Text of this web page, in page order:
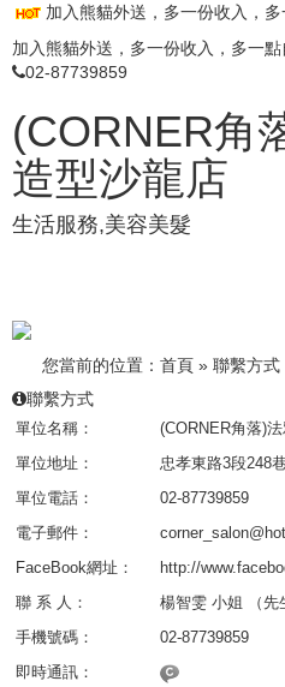
加入熊貓外送，多一份收入，多
加入熊貓外送，多一份收入，多一點
02-87739859
(CORNER角
造型沙龍店
生活服務,美容美髮
您當前的位置： 首頁 » 聯繫方式
聯繫方式
單位名稱：
(CORNER角落)
單位地址：
忠孝東路3段248
單位電話：
02-87739859
電子郵件：
FaceBook網址：
http://
聯 系 人：
楊智雯 小姐 （先
手機號碼：
02-87739859
即時通訊：